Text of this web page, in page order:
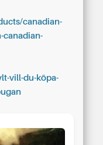
canadian-
canadian-
vill-du-köpa-